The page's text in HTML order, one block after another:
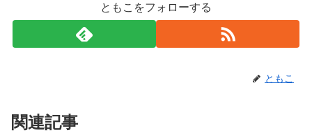
ともこをフォローする
ともこ
関連記事